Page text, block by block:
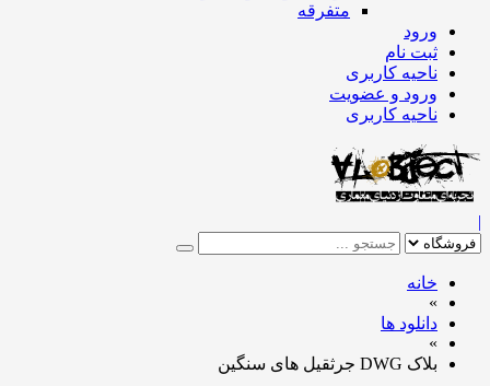
متفرقه
ورود
ثبت نام
ناحیه کاربری
ورود و عضویت
ناحیه کاربری
خانه
دانلود ها
بلاک DWG جرثقیل های سنگین